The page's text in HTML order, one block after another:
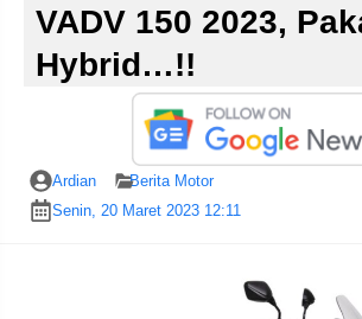
VADV 150 2023,
Hybrid…!!
Ardian
Berita Motor
Senin, 20 Maret 2023 12:11